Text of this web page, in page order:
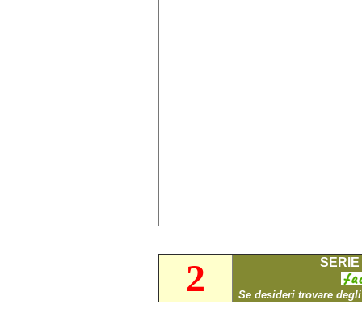
2 Se desideri trovare